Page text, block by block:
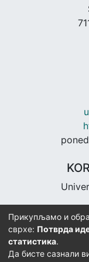
Прикупљамо и
сврхе: Потврда
статистика.
Да бисте сазнали